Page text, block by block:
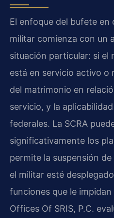
El enfoque del bufete en
militar comienza con un
situación particular: si el
está en servicio activo o
del matrimonio en
servicio, y la
federales. La SCRA
significativamente los
permite la suspensión
el militar esté
funciones que le
Offices Of SRIS, P.C.